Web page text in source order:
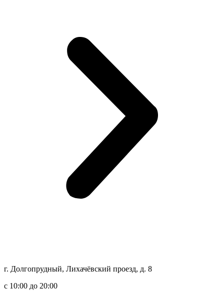
г. Долгопрудный, Лихачёвский проезд, д. 8
c 10:00 до 20:00